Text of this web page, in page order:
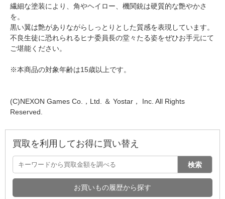
繊細な塗装により、角やヘイロー、機関銃は硬質的な艶やかさ
を。
黒い翼は艶がありながらしっとりとした質感を表現しています。
不良生徒に恐れられるヒナ委員長の堂々たる姿をぜひお手元にて
ご堪能ください。
※本商品の対象年齢は15歳以上です。
(C)NEXON Games Co.，Ltd. ＆ Yostar， Inc. All Rights
Reserved.
買取を利用してお得に買い替え
検索
お買いもの履歴から探す